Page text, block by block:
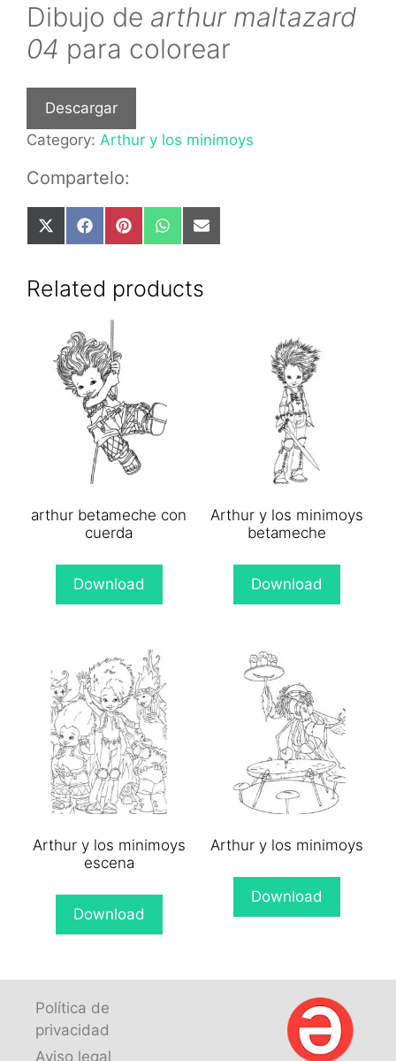
Dibujo de arthur maltazard
04 para colorear
Descargar
Category: Arthur y los minimoys
Compartelo:
Share
on
(Twitter)
Share
on
Share
on
Share
on
Share
on
Related products
arthur betameche con
cuerda
Download
Arthur y los minimoys
betameche
Download
Arthur y los minimoys
escena
Download
Arthur y los minimoys
Download
Política de
privacidad
Aviso legal